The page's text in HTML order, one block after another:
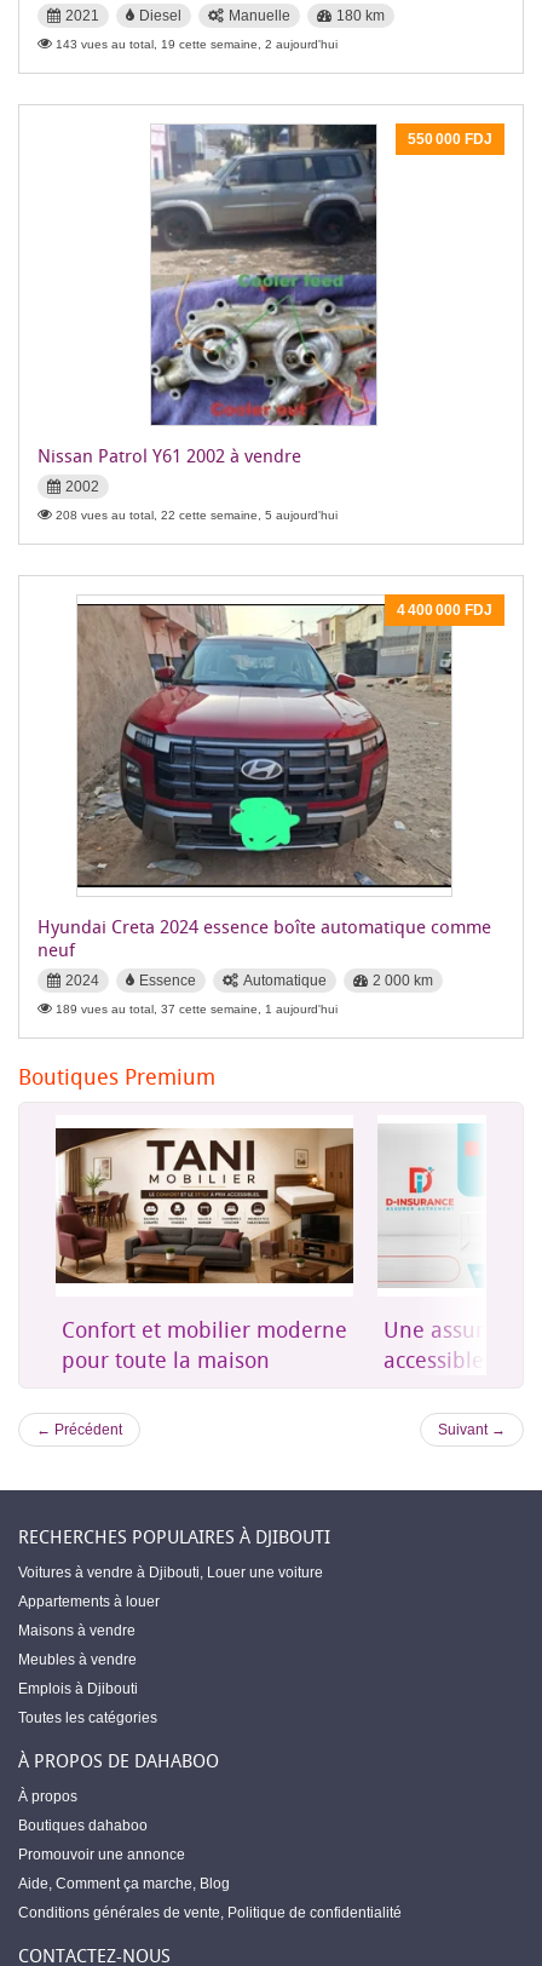
2021 Diesel Manuelle 180 km
143 vues au total, 19 cette semaine, 2 aujourd'hui
550 000 FDJ
Nissan Patrol Y61 2002 à vendre
2002
208 vues au total, 22 cette semaine, 5 aujourd'hui
4 400 000 FDJ
Hyundai Creta 2024 essence boîte automatique comme
neuf
2024 Essence Automatique 2 000 km
189 vues au total, 37 cette semaine, 1 aujourd'hui
Boutiques Premium
Confort et mobilier moderne
pour toute la maison
Une
accessible à
← Précédent Suivant →
RECHERCHES POPULAIRES À DJIBOUTI
Voitures à vendre à Djibouti, Louer une voiture
Appartements à louer
Maisons à vendre
Meubles à vendre
Emplois à Djibouti
Toutes les catégories
À PROPOS DE DAHABOO
À propos
Boutiques dahaboo
Promouvoir une annonce
Aide, Comment ça marche, Blog
Conditions générales de vente, Politique de confidentialité
CONTACTEZ-NOUS